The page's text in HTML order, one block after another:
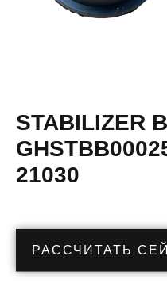
STABILIZER
21030
РАССЧИТАТЬ